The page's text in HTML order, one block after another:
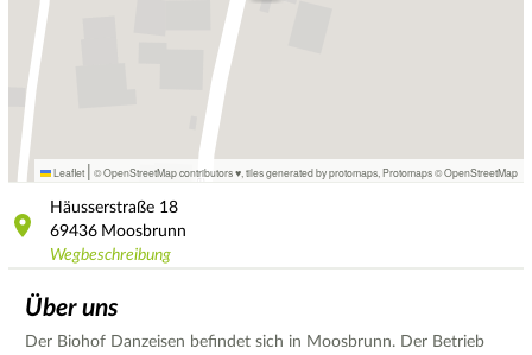
Leaflet | © OpenStreetMap contributors ♥, tiles generated by protomaps Protomaps©OpenStreetMap
Häusserstraße 18
69436 Moosbrunn
Wegbeschreibung
Über uns
Der Biohof Danzeisen befindet sich in Moosbrunn. Der Betrieb